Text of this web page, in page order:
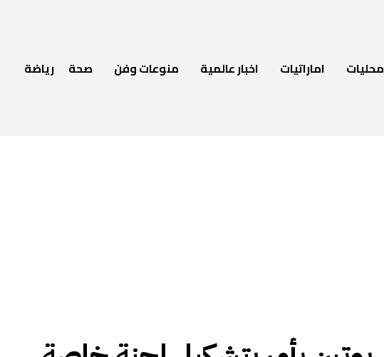
محليات اماراتيات اخبار عالمية منوعات وفن صحة رياضة